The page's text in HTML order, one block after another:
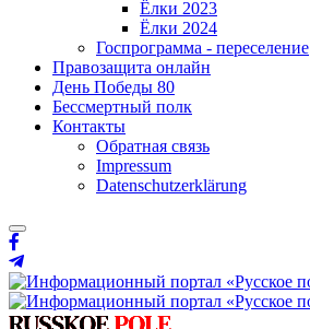
Ёлки 2023
Ёлки 2024
Госпрограмма - переселение
Правозащита онлайн
День Победы 80
Бессмертный полк
Контакты
Обратная связь
Impressum
Datenschutzerklärung